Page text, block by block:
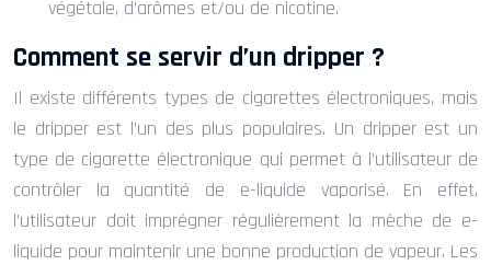
végétale, d’arômes et/ou de nicotine.
Comment se servir d’un dripper ?
Il existe différents types de cigarettes électroniques, mais
le dripper est l’un des plus populaires. Un dripper est un
type de cigarette électronique qui permet à l’utilisateur de
contrôler la quantité de e-liquide vaporisé. En effet,
l’utilisateur doit imprégner régulièrement la mèche de e-
liquide pour maintenir une bonne production de vapeur. Les